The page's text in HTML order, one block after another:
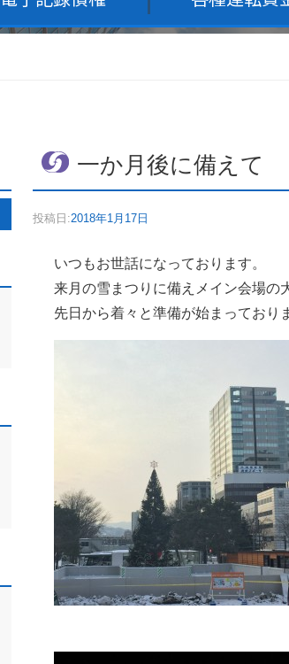
一か月後に備えて
投稿日:2018年1月17日
いつもお世話になっております。
来月の雪まつりに備えメイン会場の
先日から着々と準備が始まっており